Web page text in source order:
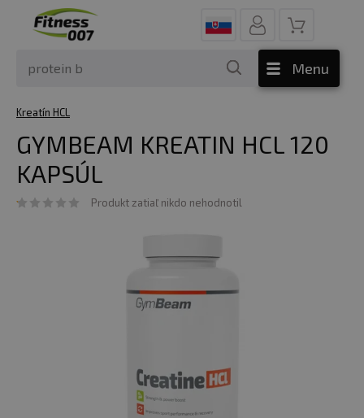
Menu
Kreatín HCL
GYMBEAM KREATIN HCL 120
KAPSÚL
Produkt zatiaľ nikdo nehodnotil